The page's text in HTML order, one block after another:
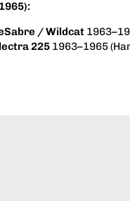
/ Wildcat
225 1963–1965